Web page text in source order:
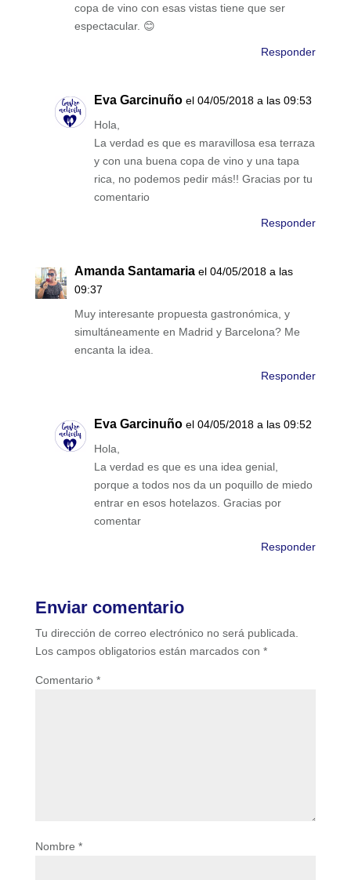
copa de vino con esas vistas tiene que ser
espectacular. 😊
Responder
Eva Garcinuño el 04/05/2018 a las 09:53
Hola,
La verdad es que es maravillosa esa terraza
y con una buena copa de vino y una tapa
rica, no podemos pedir más!! Gracias por tu
comentario
Responder
Amanda Santamaria el 04/05/2018 a las
09:37
Muy interesante propuesta gastronómica, y
simultáneamente en Madrid y Barcelona? Me
encanta la idea.
Responder
Eva Garcinuño el 04/05/2018 a las 09:52
Hola,
La verdad es que es una idea genial,
porque a todos nos da un poquillo de miedo
entrar en esos hotelazos. Gracias por
comentar
Responder
Enviar comentario
Tu dirección de correo electrónico no será publicada.
Los campos obligatorios están marcados con *
Comentario *
Nombre *